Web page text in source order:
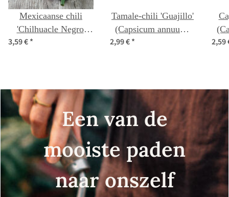
Mexicaanse chili
'Chilhuacle Negro'
(Capsicum annuum)
3,59 €*
Tamale-chili 'Guajillo'
(Capsicum annuum)
2,99 €* 2,59
Een van de
mooiste paden
naar onszelf